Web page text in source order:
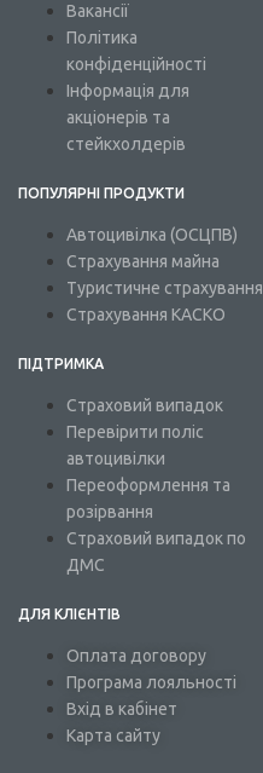
Вакансії
Політика
конфіденційності
Інформація для
акціонерів та
стейкхолдерів
ПОПУЛЯРНІ ПРОДУКТИ
Автоцивілка (ОСЦПВ)
Страхування майна
Туристичне страхування
Страхування КАСКО
ПІДТРИМКА
Страховий випадок
Перевірити поліс
автоцивілки
Переоформлення та
розірвання
Страховий випадок по
ДМС
ДЛЯ КЛІЄНТІВ
Оплата договору
Програма лояльності
Вхід в кабінет
Карта сайту